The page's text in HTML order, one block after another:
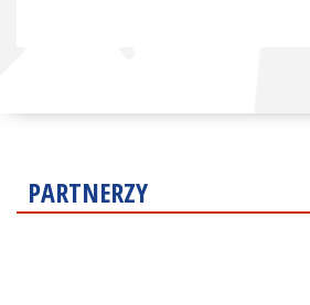
PARTNERZY